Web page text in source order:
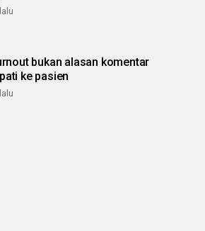
bukan alasan komentar
ke pasien